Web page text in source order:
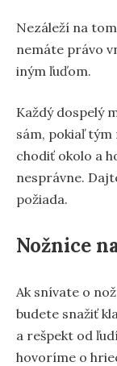
Nezáleží na
nemáte právo
iným ľuďom.
Každý dospelý
sám, pokiaľ tým
chodiť okolo a
nesprávne.
požiada.
Nožnice
Ak snívate o
budete snažiť
a rešpekt od
hovoríme o